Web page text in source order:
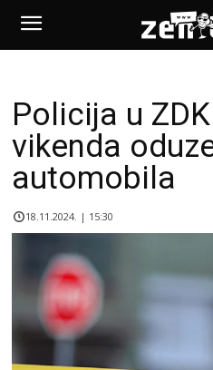
Policija u
vikenda
automobila
18.11.2024. | 15:30